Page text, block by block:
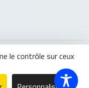
le contrôle sur ceux